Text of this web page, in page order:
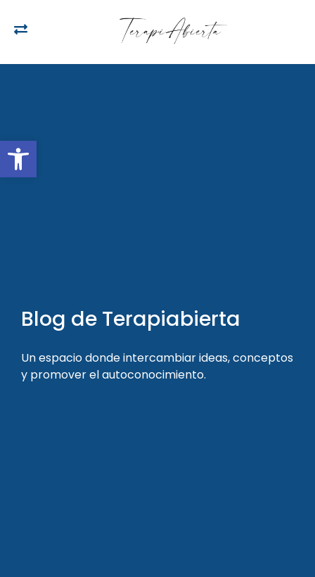
Open toolbar
Blog de Terapiabierta
Un espacio donde intercambiar ideas, conceptos
y promover el autoconocimiento.